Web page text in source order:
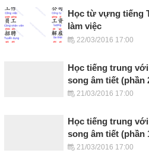
Học từ vựng tiếng
làm việc
22/03/2016 17:00
Học tiếng trung
song âm tiết (phần
21/03/2016 17:00
Học tiếng trung
song âm tiết (phần
21/03/2016 17:00